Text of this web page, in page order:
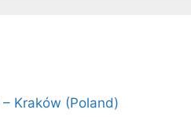
Kraków (Poland)